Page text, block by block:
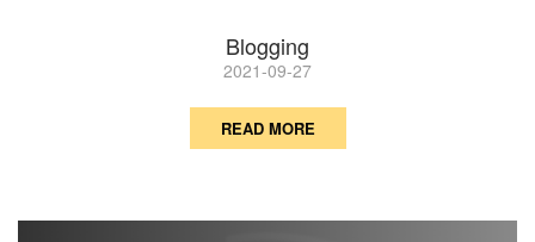
Blogging
2021-09-27
READ MORE